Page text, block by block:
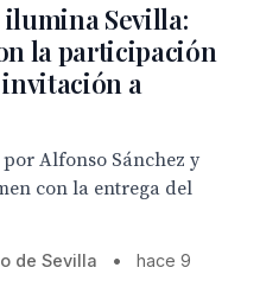
Sevilla:
la participación
invitación a
Alfonso Sánchez y
con la entrega del
de Sevilla •
hace 9